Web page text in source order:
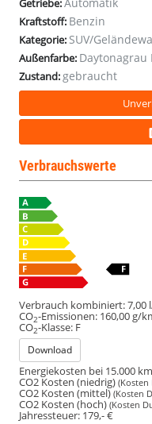
19Z
19Z
19Z
19Z
Getriebe:
Kraftstoff: Benzin
Kategorie: SUV/
Außenfarbe: Daytonagrau
Zustand: gebraucht
Verbrauchswerte
Verbrauch kombiniert:7,00
CO2-Emissionen: 160,00 g/
CO2-Klasse: F
Download
Energiekosten bei 15.000
CO2 Kosten (niedrig) (Kosten
CO2 Kosten (mittel)(Kosten
CO2 Kosten (hoch) (Kosten
Jahressteuer: 179,- €